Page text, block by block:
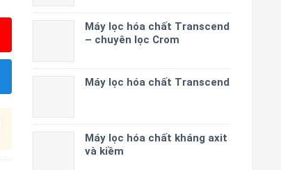
Máy lọc hóa chất Transcend
– chuyên lọc Crom
Máy lọc hóa chất Transcend
Máy lọc hóa chất kháng axit
và kiềm